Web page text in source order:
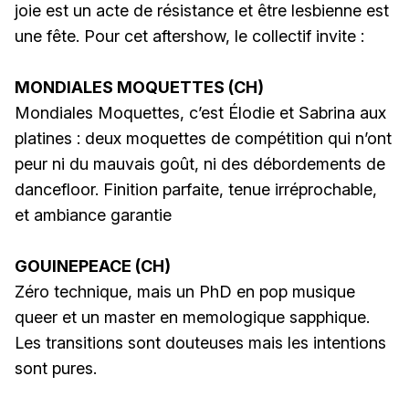
joie est un acte de résistance et être lesbienne est
une fête. Pour cet aftershow, le collectif invite :
MONDIALES MOQUETTES (CH)
Mondiales Moquettes, c’est Élodie et Sabrina aux
platines : deux moquettes de compétition qui n’ont
peur ni du mauvais goût, ni des débordements de
dancefloor. Finition parfaite, tenue irréprochable,
et ambiance garantie
GOUINEPEACE (CH)
Zéro technique, mais un PhD en pop musique
queer et un master en memologique sapphique.
Les transitions sont douteuses mais les intentions
sont pures.